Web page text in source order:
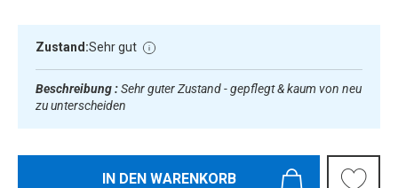
Zustand:Sehr gut
Beschreibung :Sehr guter Zustand - gepflegt & kaum von neu
zu unterscheiden
IN DEN WARENKORB